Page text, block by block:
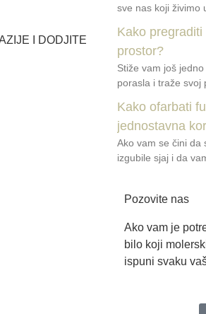
I DODJITE
sve nas koji živimo
Kako
prostor?
Stiže vam još
porasla i traže svoj
Kako ofarbati
jednostavna
Ako vam se čini da
izgubile sjaj i da
Pozovite nas
Ako vam je
bilo koji
ispuni svaku